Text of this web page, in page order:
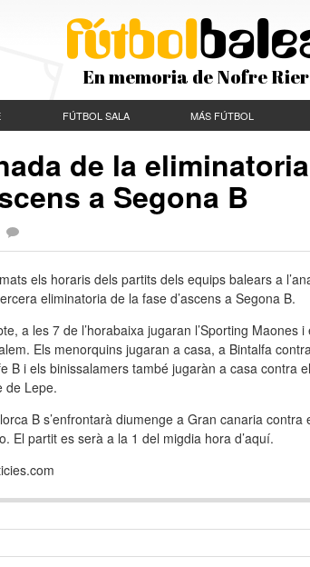
En memoria de Nofre
FÚTBOL SALA MÁS FÚTBOL
de la eliminatoria
a Segona B
els horaris dels partits dels equips balears a
eliminatoria de la fase d’ascens a Segona B.
a les 7 de l’horabaixa jugaran l’Sporting Maones i
Els menorquins jugaran a casa, a Bintalfa
B i els binissalamers també jugaràn a casa contra
de Lepe.
B s’enfrontarà diumenge a Gran canaria contra
El partit es serà a la 1 del migdia hora d’aquí.